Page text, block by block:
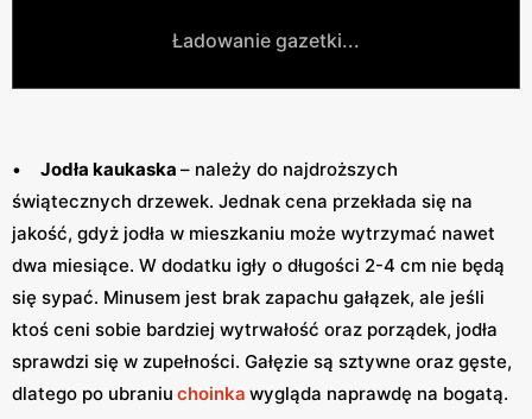
Ładowanie gazetki...
• Jodła kaukaska – należy do najdroższych
świątecznych drzewek. Jednak cena przekłada się na
jakość, gdyż jodła w mieszkaniu może wytrzymać nawet
dwa miesiące. W dodatku igły o długości 2-4 cm nie będą
się sypać. Minusem jest brak zapachu gałązek, ale jeśli
ktoś ceni sobie bardziej wytrwałość oraz porządek, jodła
sprawdzi się w zupełności. Gałęzie są sztywne oraz gęste,
dlatego po ubraniu choinka wygląda naprawdę na bogatą.